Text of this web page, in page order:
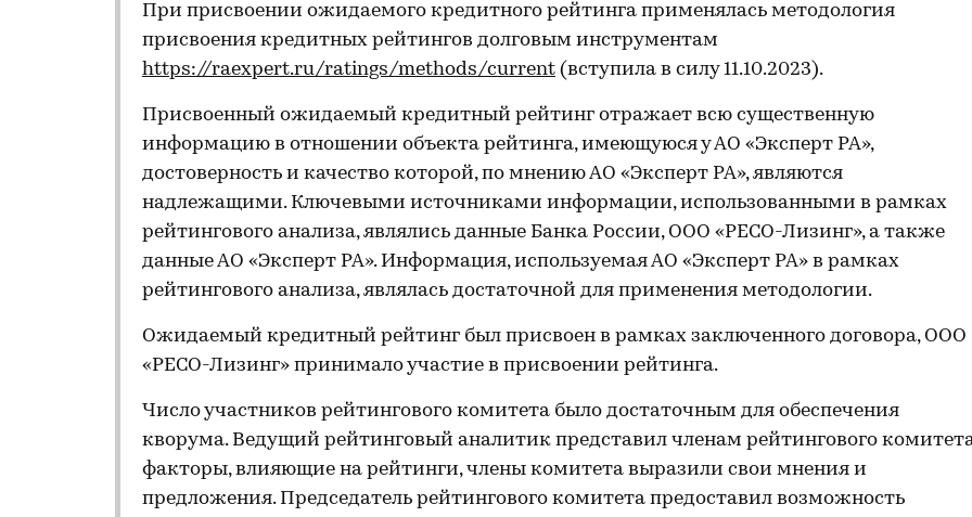
При присвоении ожидаемого кредитного рейтинга применялась методология
присвоения кредитных рейтингов долговым инструментам
https://raexpert.ru/ratings/methods/current (вступила в силу 11.10.2023).
Присвоенный ожидаемый кредитный рейтинг отражает всю существенную
информацию в отношении объекта рейтинга, имеющуюся у АО «Эксперт РА»,
достоверность и качество которой, по мнению АО «Эксперт РА», являются
надлежащими. Ключевыми источниками информации, использованными в рамках
рейтингового анализа, являлись данные Банка России, ООО «РЕСО-Лизинг», а также
данные АО «Эксперт РА». Информация, используемая АО «Эксперт РА» в рамках
рейтингового анализа, являлась достаточной для применения методологии.
Ожидаемый кредитный рейтинг был присвоен в рамках заключенного договора, ООО
«РЕСО-Лизинг» принимало участие в присвоении рейтинга.
Число участников рейтингового комитета было достаточным для обеспечения
кворума. Ведущий рейтинговый аналитик представил членам рейтингового
факторы, влияющие на рейтинги, члены комитета выразили свои мнения и
предложения. Председатель рейтингового комитета предоставил возможность